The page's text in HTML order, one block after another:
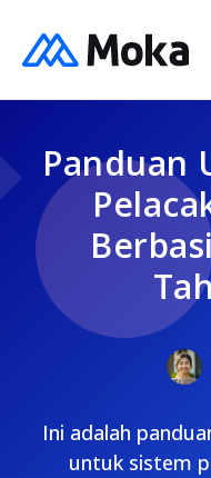
Panduan
Ini adalah
untuk sistem